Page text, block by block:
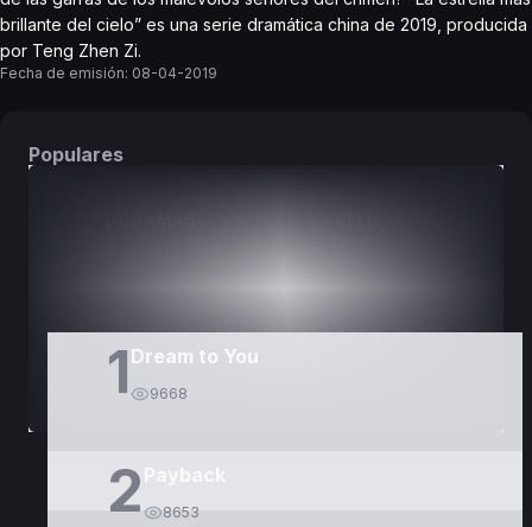
brillante del cielo” es una serie dramática china de 2019, producida
por Teng Zhen Zi.
Fecha de emisión: 08-04-2019
Populares
1 Dream to You
9668
2 8653